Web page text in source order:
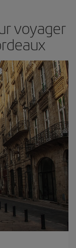
voyager